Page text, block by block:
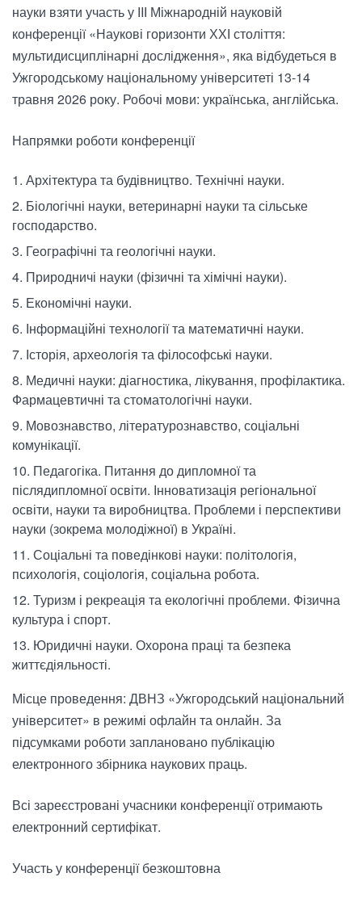
науки взяти участь у ІIІ Міжнародній науковій
конференції «Наукові горизонти ХХІ століття:
мультидисциплінарні дослідження», яка відбудеться в
Ужгородському національному університеті 13-14
травня 2026 року. Робочі мови: українська, англійська.
Напрямки роботи конференції
Архітектура та будівництво. Технічні науки.
Біологічні науки, ветеринарні науки та сільське
господарство.
Географічні та геологічні науки.
Природничі науки (фізичні та хімічні науки).
Економічні науки.
Інформаційні технології та математичні науки.
Історія, археологія та філософські науки.
Медичні науки: діагностика, лікування, профілактика.
Фармацевтичні та стоматологічні науки.
Мовознавство, літературознавство, соціальні
комунікації.
Педагогіка. Питання до дипломної та
післядипломної освіти. Інноватизація регіональної
освіти, науки та виробництва. Проблеми і перспективи
науки (зокрема молодіжної) в Україні.
Соціальні та поведінкові науки: політологія,
психологія, соціологія, соціальна робота.
Туризм і рекреація та екологічні проблеми. Фізична
культура і спорт.
Юридичні науки. Охорона праці та безпека
життєдіяльності.
Місце проведення: ДВНЗ «Ужгородський національний
університет» в режимі офлайн та онлайн. За
підсумками роботи заплановано публікацію
електронного збірника наукових праць.
Всі зареєстровані учасники конференції отримають
електронний сертифікат.
Участь у конференції безкоштовна